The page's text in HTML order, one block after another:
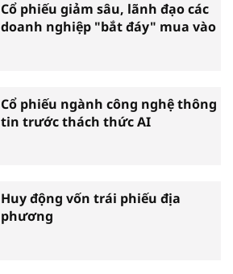
Cổ phiếu giảm sâu, lãnh đạo các
doanh nghiệp "bắt đáy" mua vào
Cổ phiếu ngành công nghệ thông
tin trước thách thức AI
Huy động vốn trái phiếu địa
phương